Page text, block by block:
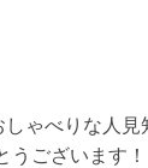
ゃべりな人
ございます！